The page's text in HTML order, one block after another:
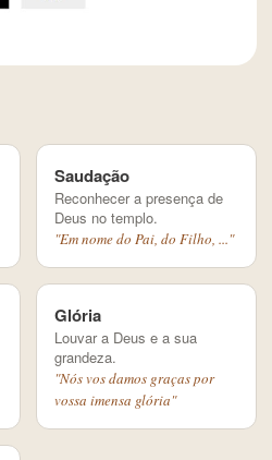
Saudação
Reconhecer a presença de
Deus no templo.
"Em nome do Pai, do Filho, ..."
Glória
Louvar a Deus e a sua
grandeza.
"Nós vos damos graças por
vossa imensa glória"